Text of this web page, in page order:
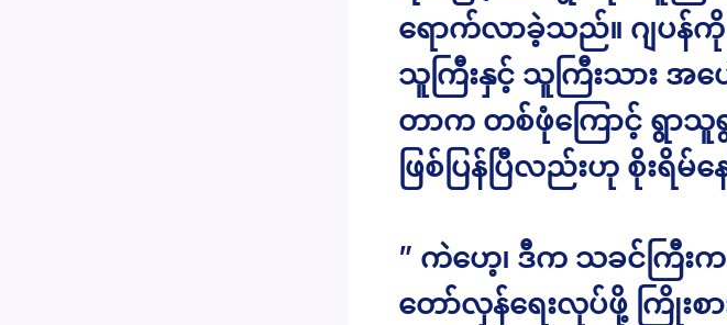
ရောက်လာခဲ့သည်။ ဂျပန်
သူကြီးနှင့် သူကြီးသား အပေ
တာက တစ်ဖုံကြောင့် ရွာသူ
ဖြစ်ပြန်ပြီလည်းဟု စိုးရိမ်
” ကဲဟေ့၊ ဒီက သခင်ကြီးက
တော်လှန်ရေးလုပ်ဖို့ ကြိုးစ